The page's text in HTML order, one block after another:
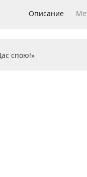
Описание